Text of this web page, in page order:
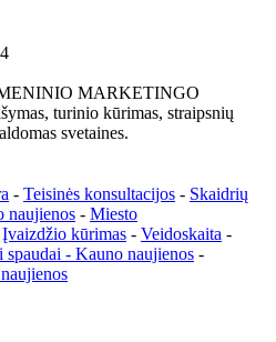
MARKETINGO
turinio kūrimas, straipsnių
svetaines.
- Teisinės konsultacijos - Skaidrių
naujienos - Miesto
Įvaizdžio kūrimas - Veidoskaita -
spaudai - Kauno naujienos -